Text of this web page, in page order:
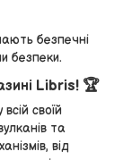
безпечні
безпеки.
Libris! 🏆
своїй
та
від